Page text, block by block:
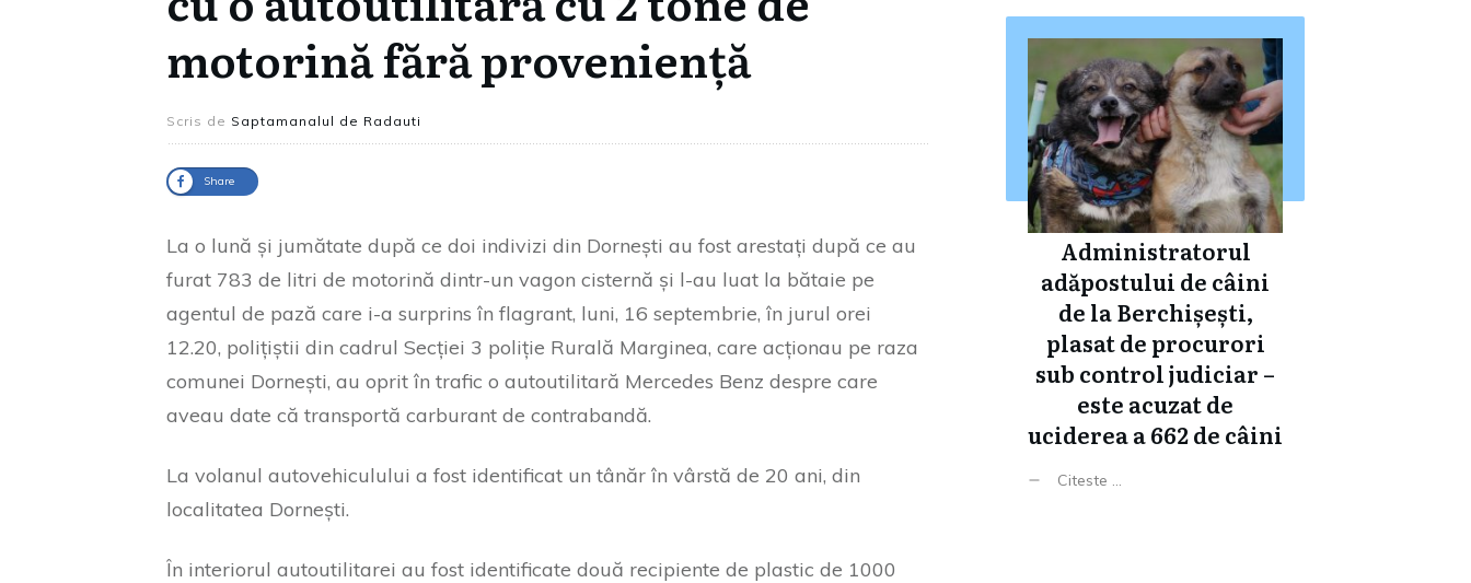
motorină fără proveniență
Scris de Saptamanalul de Radauti
Share
La o lună și jumătate după ce doi indivizi din Dornești au fost arestați după ce au
furat 783 de litri de motorină dintr-un vagon cisternă și l-au luat la bătaie pe
agentul de pază care i-a surprins în flagrant, luni, 16 septembrie, în jurul orei
12.20, polițiștii din cadrul Secției 3 poliție Rurală Marginea, care acționau pe raza
comunei Dornești, au oprit în trafic o autoutilitară Mercedes Benz despre care
aveau date că transportă carburant de contrabandă.
La volanul autovehiculului a fost identificat un tânăr în vârstă de 20 ani, din
localitatea Dornești.
În interiorul autoutilitarei au fost identificate două recipiente de plastic de 1000
Administratorul
adăpostului de câini
de la Berchișești,
plasat de procurori
sub control judiciar –
este acuzat de
uciderea a 662 de câini
Citeste ...